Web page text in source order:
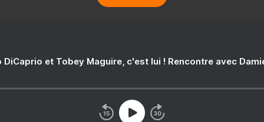
DiCaprio et Tobey Maguire, c'est lui ! Rencontre avec